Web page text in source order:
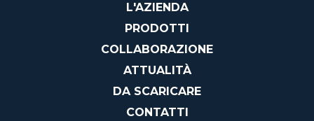
L'AZIENDA
PRODOTTI
COLLABORAZIONE
ATTUALITÀ
DA SCARICARE
CONTATTI